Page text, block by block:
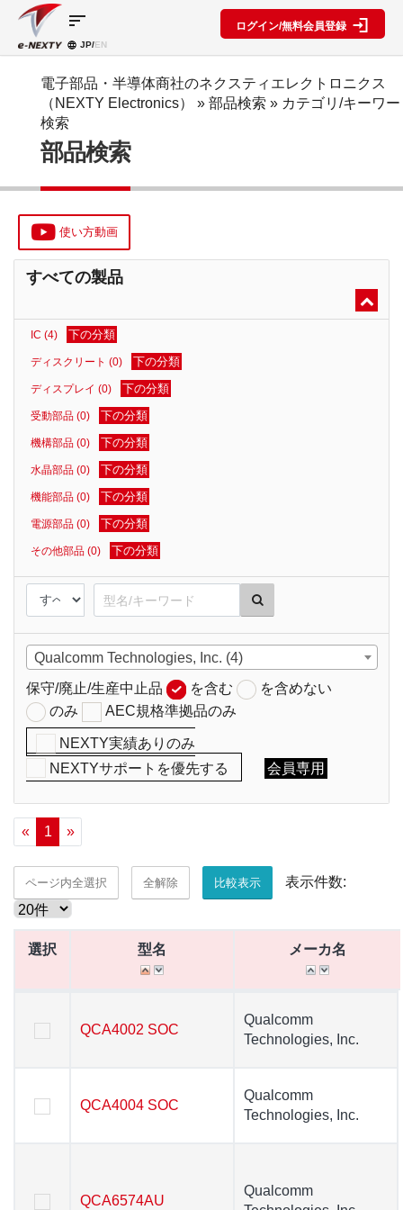
テゴリ
IC
ディスク
リート
受動部品
機構部品
水晶部品
機能部品
その他部
品
能
レベルダ
ム作成
複数型名
をまとめ
て探す
類似品検
索
カー一覧
ク図
ック図
SPECIAL
CONTENT
セミナ
information
e-
e-
sort
JP/EN
ログイン/無料会員登録
電子部品・半導体商社のネクスティエレクトロニクス
（NEXTY Electronics）
» 部品検索 » カテゴリ/キーワ
検索
部品検索
使い方動画
すべての製品
IC (4) 下の分類
ディスクリート (0) 下の分類
ディスプレイ (0) 下の分類
受動部品 (0) 下の分類
機構部品 (0) 下の分類
水晶部品 (0) 下の分類
機能部品 (0) 下の分類
電源部品 (0) 下の分類
その他部品 (0) 下の分類
Qualcomm Technologies, Inc. (4)
保守/廃止/生産中止品
を含む
を含めない
のみ
AEC規格準拠品のみ
NEXTY実績ありのみ
NEXTYサポートを優先する
会員専用
« 1 »
ページ内全選択 全解除 比較表示 表示件数:
選択 型名 メーカ名
QCA4002 SOC
Qualcomm
Technologies, Inc.
QCA4004 SOC
Qualcomm
Technologies, Inc.
QCA6574AU
Qualcomm
選択 型名 メーカ名
QCA4002 SOC
Qualcomm
Technologies, Inc.
QCA4004 SOC
Qualcomm
Technologies, Inc.
QCA6574AU
Qualcomm